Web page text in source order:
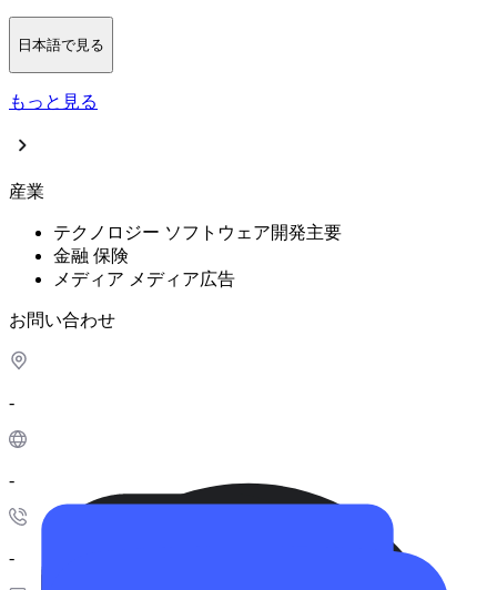
日本語で見る
もっと見る
産業
テクノロジー ソフトウェア開発主要
金融 保険
メディア メディア広告
お問い合わせ
-
-
-